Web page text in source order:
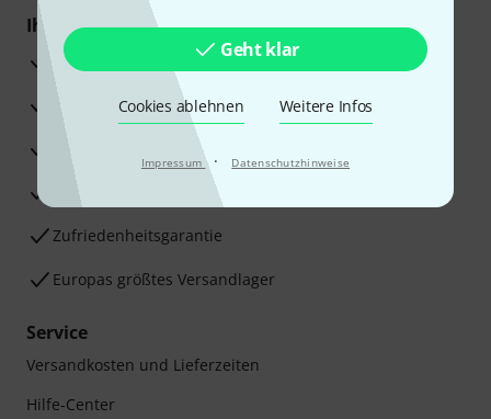
Geht klar
Cookies ablehnen Weitere Infos
Impressum · Datenschutzhinweise
Ihre Vorteile
3 Jahre Thomann Garantie
30 Tage Money-Back-Garantie
Beratung durch Fachexperten
Zufriedenheitsgarantie
Europas größtes Versandlager
Service
Versandkosten und Lieferzeiten
Hilfe-Center